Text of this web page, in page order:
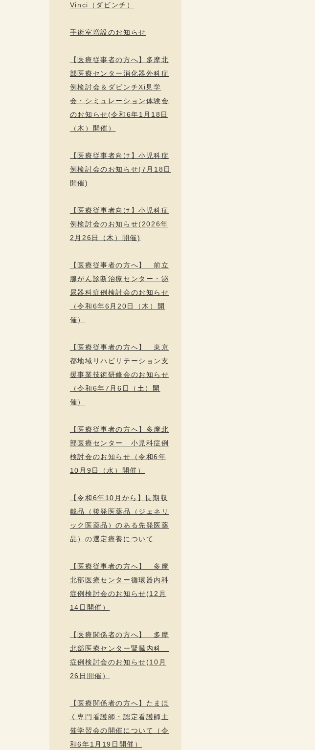
Vinci（ダビンチ）
手術室増設のお知らせ
【医療従事者の方へ】多摩北
部医療センター消化器外科症
例検討会＆ダビンチXi見学
会・シミュレーション体験会
のお知らせ(令和6年1月18日
（木）開催）
【医療従事者向け】小児科症
例検討会のお知らせ(7月18日
開催)
【医療従事者向け】小児科症
例検討会のお知らせ(2026年
2月26日（木）開催)
【医療従事者の方へ】 前立
腺がん診断治療センター・泌
尿器科症例検討会のお知らせ
（令和6年6月20日（木）開
催）
【医療従事者の方へ】 東京
都地域リハビリテーション支
援事業技術研修会のお知らせ
（令和6年7月6日（土）開
催）
【医療従事者の方へ】多摩北
部医療センター 小児科症例
検討会のお知らせ（令和6年
10月9日（水）開催）
【令和6年10月から】長期収
載品（後発医薬品（ジェネリ
ック医薬品）のある先発医薬
品）の選定療養について
【医療従事者の方へ】 多摩
北部医療センター循環器内科
症例検討会のお知らせ(12月
14日開催）
【医療関係者の方へ】 多摩
北部医療センター腎臓内科
症例検討会のお知らせ(10月
26日開催）
【医療関係者の方へ】たまほ
く専門看護師・認定看護師主
催学習会の開催について（令
和6年1月19日開催）